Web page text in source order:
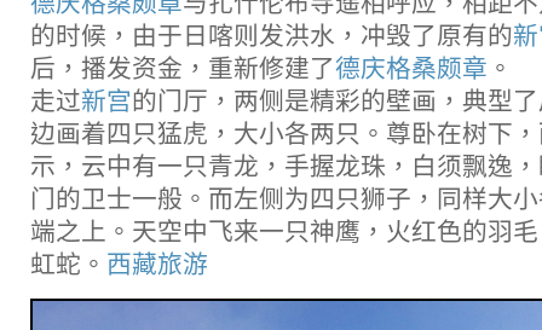
的时候，由于日喀则发洪水，冲毁了原有的
后，播发资金，重新修建了德庆格桑颇章 。
走过新宫的门厅，两侧是精彩的壁画，典型
边画着四只猛虎，大小各两只。尊卧在树下
示，云中有一只青龙，手握龙珠，白须飘逸
门的卫士一般。而左侧为四只狮子，同样大
端之上。天空中飞来一只神鹰，火红色的羽
虹蛇。 西藏旅游